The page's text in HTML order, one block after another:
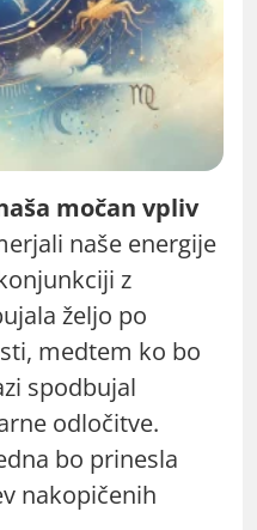
močan vpliv
naše energije
z
željo po
medtem ko bo
spodbujal
odločitve.
bo prinesla
nakopičenih